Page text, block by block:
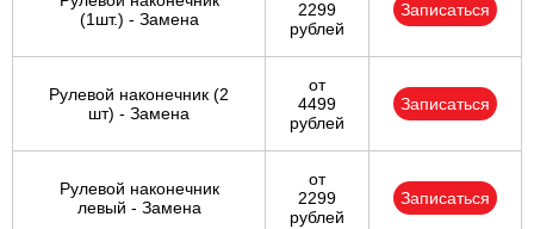
(1шт.) - Замена
2299
рублей
Записаться
Рулевой наконечник (2
шт) - Замена
от
4499
рублей
Записаться
Рулевой наконечник
левый - Замена
от
2299
рублей
Записаться